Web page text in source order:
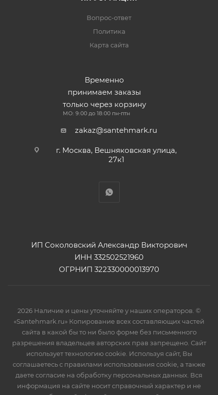
Вопрос-ответ
Политика
Карта сайта
Временно
принимаем заказы
только через корзину
МО: 9:00 до 18:00 пн-птн
zakaz@santehmark.ru
г. Москва, Вешняковская улица,
27к1
ИП Соколовский Александр Викторович
ИНН 332502521960
ОГРНИП 322330000013970
2026 Наличие и цены уточняйте у наших операторов. ©
«Santehmark.ru» Копирование всех составляющих частей
сайта в какой бы то ни было форме без письменного
разрешения владельцев авторских прав запрещено. Сайт
использует технологию cookie. Используя сайт, Вы
соглашаетесь с правилами использования cookie, а также
даете согласие на обработку персональных данных. Вся
информация на сайте носит справочный характер и не